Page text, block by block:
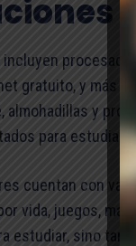
procesador
gratuito, y más
almohadillas y
para
cuentan con
vida, juegos,
estudiar, sino